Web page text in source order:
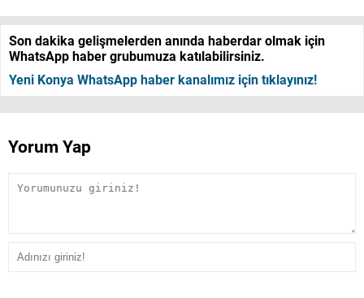
Son dakika gelişmelerden anında haberdar olmak için
WhatsApp haber grubumuza katılabilirsiniz.
Yeni Konya WhatsApp haber kanalımız için tıklayınız!
Yorum Yap